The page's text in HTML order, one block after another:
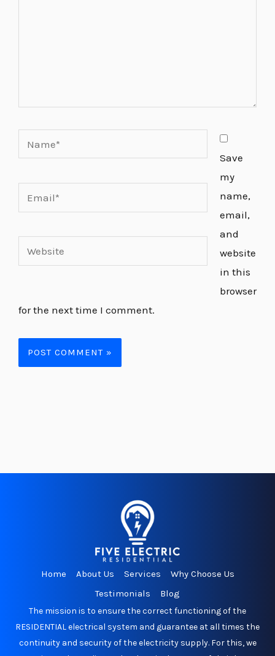
Website
Save
my
name,
email,
and
website
in this
browser
for the next time I comment.
Home About Us Services
Why Choose Us
Testimonials
Blog
The mission is to ensure the correct functioning of the
RESIDENTIAL electrical system and guarantee at all times the
continuity and security of the electricity supply. For this, we